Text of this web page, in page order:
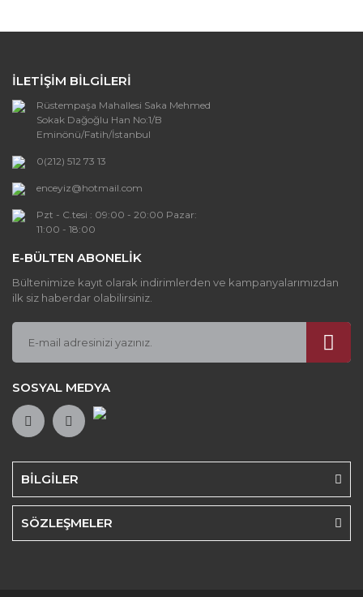
Yorum Yaz
Ürün açıklamasında eksik bilgiler bulunuyor.
Ürün bilgilerinde hatalar bulunuyor.
Ürün fiyatı diğer sitelerden daha pahalı.
Bu ürüne benzer farklı alternatifler olmalı.
İLETİŞİM BİLGİLERİ
Rüstempaşa Mahallesi Saka Mehmed
Sokak Dağoğlu Han No:1/B
Eminönü/Fatih/İstanbul
0(212) 512 73 13
enceyiz@hotmail.com
Pzt - C.tesi : 09:00 - 20:00 Pazar:
11:00 - 18:00
BİLGİLER
SÖZLEŞMELER
E-BÜLTEN ABONELİK
Bültenimize kayıt olarak indirimlerden ve kampanyalarımızdan
ilk siz haberdar olabilirsiniz.
SOSYAL MEDYA